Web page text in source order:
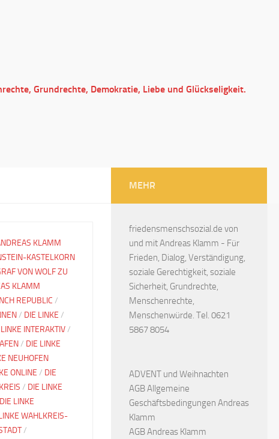
Grundrechte, Demokratie, Liebe und Glückseligkeit.
KLAMM
KASTELKORN
VON WOLF ZU
KLAMM
REPUBLIC /
/ DIE LINKE /
INTERAKTIV/
/ DIE LINKE
NEUHOFEN
ONLINE / DIE
/ DIE LINKE
DIE LINKE
WAHLKREIS-
/
MEHR
friedensmenschsozial.de von
und mit Andreas Klamm - Für
Frieden, Dialog, Verständigung,
soziale Gerechtigkeit, soziale
Sicherheit, Grundrechte,
Menschenrechte,
Menschenwürde. Tel. 0621
5867 8054
ADVENT und Weihnachten
AGB Allgemeine
Geschäftsbedingungen Andreas
Klamm
AGB Andreas Klamm